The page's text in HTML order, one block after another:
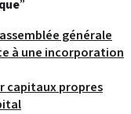
”
générale
à une incorporation
capitaux propres